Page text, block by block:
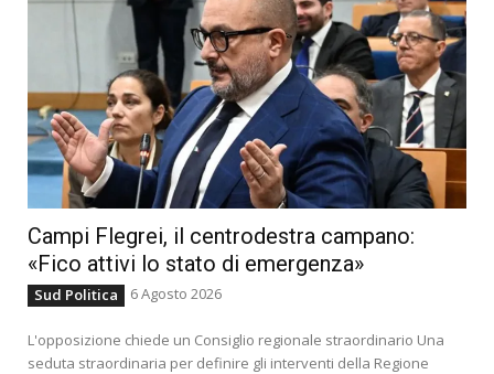
Campi Flegrei, il centrodestra campano:
«Fico attivi lo stato di emergenza»
Sud Politica 6 Agosto 2026
L'opposizione chiede un Consiglio regionale straordinario Una
seduta straordinaria per definire gli interventi della Regione